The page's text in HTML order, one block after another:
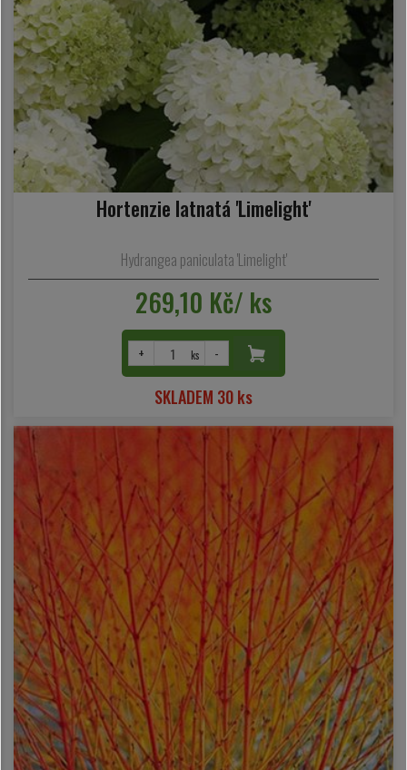
Hortenzie latnatá 'Limelight'
Hydrangea paniculata 'Limelight'
269,10 Kč/ ks
+ ks -
SKLADEM 30 ks